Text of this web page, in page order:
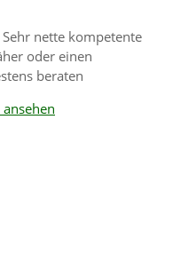
nette kompetente
oder einen
beraten